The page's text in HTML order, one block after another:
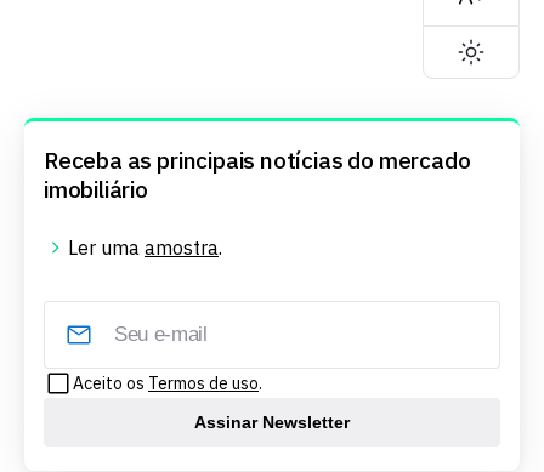
Receba as principais notícias do mercado
imobiliário
Ler uma amostra.
Aceito os Termos de uso.
Assinar Newsletter